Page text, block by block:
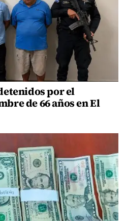
por el
de 66 años en El